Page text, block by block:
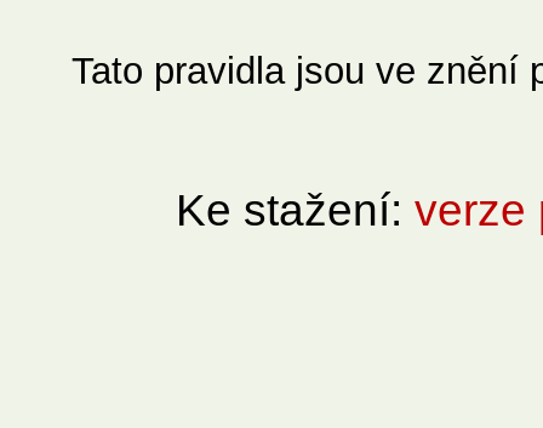
Tato pravidla jsou ve znění
Ke stažení: verze